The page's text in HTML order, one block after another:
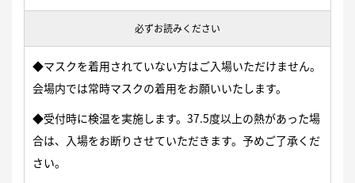
必ずお読みください
◆マスクを着用されていない方はご入場いただけません。
会場内では常時マスクの着用をお願いいたします。
◆受付時に検温を実施します。37.5度以上の熱があった場
合は、入場をお断りさせていただきます。予めご了承くだ
さい。